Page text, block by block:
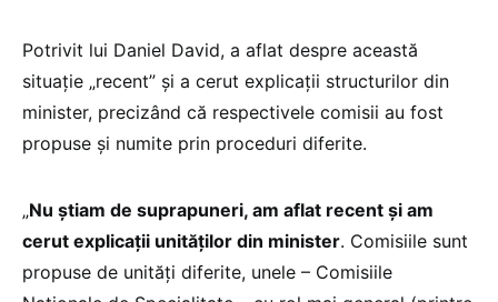
Potrivit lui Daniel David, a aflat despre această
situație „recent” și a cerut explicații structurilor din
minister, precizând că respectivele comisii au fost
propuse și numite prin proceduri diferite.
„Nu știam de suprapuneri, am aflat recent și am
cerut explicații unităților din minister. Comisiile sunt
propuse de unități diferite, unele – Comisiile